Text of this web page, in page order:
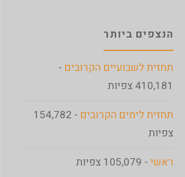
הנצפים ביותר
תחזית לשבועיים הקרובים -
410,181 צפיות
תחזית לימים הקרובים
- 154,782
צפיות
ראשי - 105,079 צפיות